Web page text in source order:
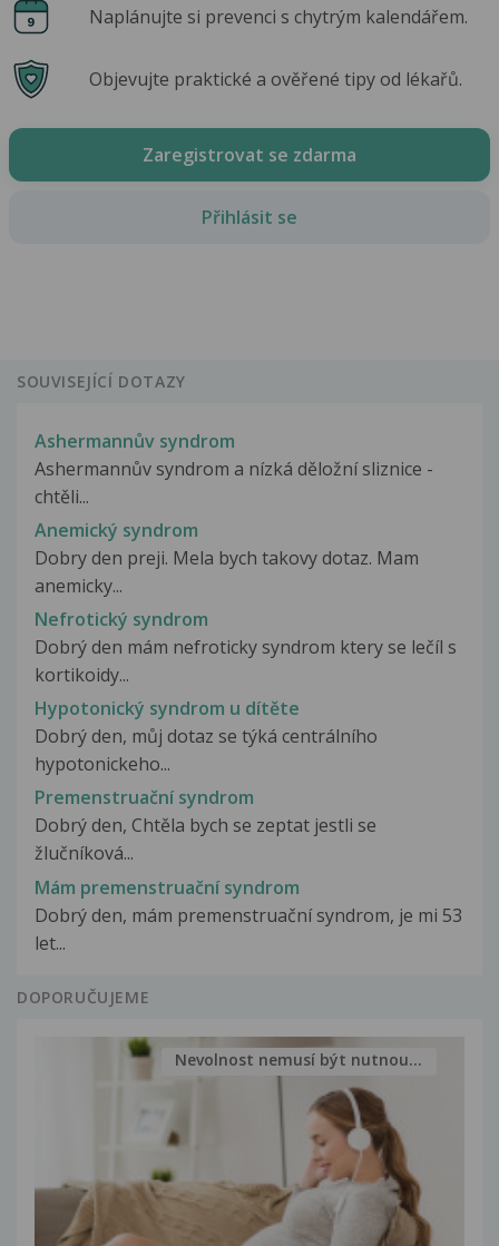
Naplánujte si prevenci s chytrým kalendářem.
Objevujte praktické a ověřené tipy od lékařů.
Zaregistrovat se zdarma
Přihlásit se
SOUVISEJÍCÍ DOTAZY
Ashermannův syndrom
Ashermannův syndrom a nízká děložní sliznice -
chtěli...
Anemický syndrom
Dobry den preji. Mela bych takovy dotaz. Mam
anemicky...
Nefrotický syndrom
Dobrý den mám nefroticky syndrom ktery se lečíl s
kortikoidy...
Hypotonický syndrom u dítěte
Dobrý den, můj dotaz se týká centrálního
hypotonickeho...
Premenstruační syndrom
Dobrý den, Chtěla bych se zeptat jestli se
žlučníková...
Mám premenstruační syndrom
Dobrý den, mám premenstruační syndrom, je mi 53
let...
DOPORUČUJEME
Nevolnost nemusí být nutnou...